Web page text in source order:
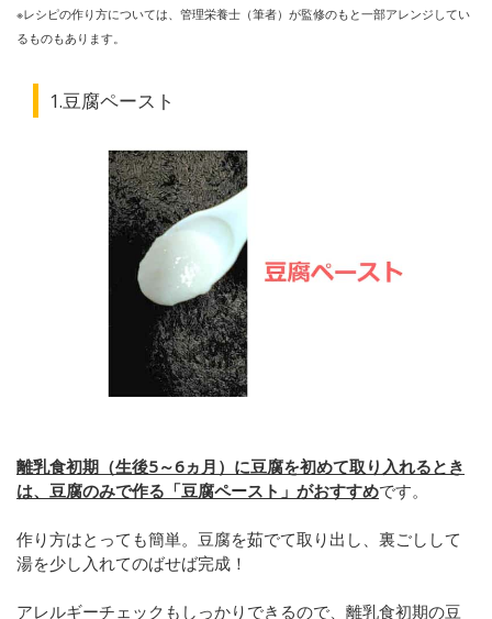
※レシピの作り方については、管理栄養士（筆者）が監修のもと一部アレンジしてい
るものもあります。
1.豆腐ペースト
離乳食初期（生後5～6ヵ月）に豆腐を初めて取り入れるとき
は、豆腐のみで作る「豆腐ペースト」がおすすめです。
作り方はとっても簡単。豆腐を茹でて取り出し、裏ごしして
湯を少し入れてのばせば完成！
アレルギーチェックもしっかりできるので、離乳食初期の豆